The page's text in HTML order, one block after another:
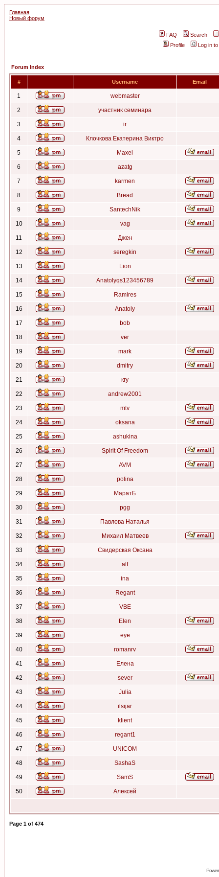
Главная
Новый форум
FAQ
Search
Profile
Log in
Forum Index
# Username Email
1 webmaster
2 участник семинара
3 ir
4 Клочкова Екатерина Виктро
5 Maxel
6 azatg
7 karmen
8 Bread
9 SantechNik
10 vag
11 Джен
12 seregkin
13 Lion
14 Anatolyqs123456789
15 Ramires
16 Anatoly
17 bob
18 ver
19 mark
20 dmitry
21 кгу
22 andrew2001
23 mtv
24 oksana
25 ashukina
26 Spirit Of Freedom
27 AVM
28 polina
29 МаратБ
30 pgg
31 Павлова Наталья
32 Михаил Матвеев
33 Свидерская Оксана
34 alf
35 ina
36 Regant
37 VBE
38 Elen
39 eye
40 romanrv
41 Елена
42 sever
43 Julia
44 ilsijar
45 klient
46 regant1
47 UNICOM
48 SashaS
49 SamS
50 Алексей
Page 1 of 474